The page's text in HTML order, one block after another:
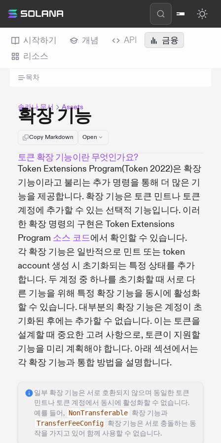
시작하기 개념 API
금융
리소스
목차
솔라나 문서 Assets
확장 기능
Copy Markdown Open
토큰 확장 기능이란 무엇인가요?
Token Extensions Program(Token 2022)은 확장
기능이라고 불리는 추가 명령을 통해 더 많은 기
능을 제공합니다. 확장 기능은 토큰 민트나 토큰
계정에 추가할 수 있는 선택적 기능입니다. 이러
한 확장 명령의 구현은 Token Extensions
Program 소스 코드에서 확인할 수 있습니다.
각 확장 기능은 일반적으로 민트 또는 token
account 생성 시 초기화되는 특정 상태를 추가
합니다. 두 계정 중 하나를 초기화할 때 서로 다
른 기능을 위해 특정 확장 기능을 동시에 활성화
할 수 있습니다. 대부분의 확장 기능은 계정이 초
기화된 후에는 추가할 수 없습니다. 이는 토큰을
설계할 때 중요한 고려 사항으로, 토큰이 지원할
기능을 미리 계획해야 합니다. 아래 섹션에서는
각 확장 기능과 통합 방법을 설명합니다.
일부 확장 기능은 서로 호환되지 않으며 동일한 토큰
민트나 토큰 계정에서 동시에 활성화할 수 없습니다.
예를 들어, NonTransferable 확장 기능과
TransferFeeConfig 확장 기능은 서로 충돌하는 동
작을 가지고 있어 함께 사용할 수 없습니다.